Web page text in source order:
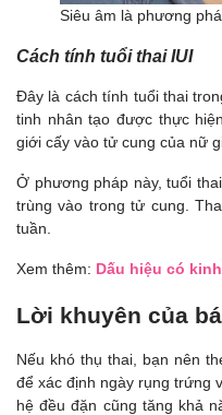
Siêu âm là phương
Cách tính tuổi thai IUI
Đây là cách tính tuổi thai
tinh nhân tạo được thực
giới cấy vào tử cung của nữ
Ở phương pháp này, tuổi
trùng vào trong tử cung.
tuần.
Xem thêm: Dấu hiệu có
Lời khuyên của
Nếu khó thụ thai, bạn nên
để xác định ngày rụng trứng
hệ đều đặn cũng tăng khả